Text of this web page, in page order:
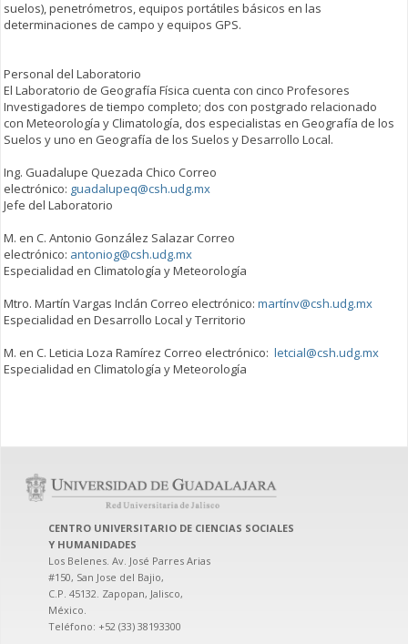
suelos), penetrómetros, equipos portátiles básicos en las
determinaciones de campo y equipos GPS.
Personal del Laboratorio
El Laboratorio de Geografía Física cuenta con cinco Profesores
Investigadores de tiempo completo; dos con postgrado relacionado
con Meteorología y Climatología, dos especialistas en Geografía de los
Suelos y uno en Geografía de los Suelos y Desarrollo Local.
Ing. Guadalupe Quezada Chico Correo
electrónico: guadalupeq@csh.udg.mx
Jefe del Laboratorio
M. en C. Antonio González Salazar Correo
electrónico: antoniog@csh.udg.mx
Especialidad en Climatología y Meteorología
Mtro. Martín Vargas Inclán Correo electrónico: martínv@csh.udg.mx
Especialidad en Desarrollo Local y Territorio
M. en C. Leticia Loza Ramírez Correo electrónico: letcial@csh.udg.mx
Especialidad en Climatología y Meteorología
CENTRO UNIVERSITARIO DE CIENCIAS SOCIALES
Y HUMANIDADES
Los Belenes. Av. José Parres Arias
#150, San Jose del Bajio,
C.P. 45132. Zapopan, Jalisco,
México.
Teléfono: +52 (33) 38193300